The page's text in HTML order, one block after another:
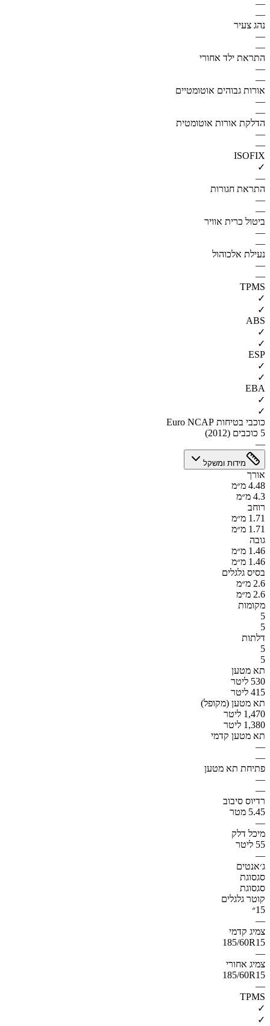
—
—
נהג צעיר
—
—
התראת ילד אחורי
—
—
אורות גבוהים אוטומטיים
—
—
הדלקת אורות אוטומטית
—
—
ISOFIX
✓
—
התראת חגורות
—
—
ביטול כרית אוויר
—
—
נעילת אלכוהול
—
—
TPMS
✓
✓
ABS
✓
✓
ESP
✓
✓
EBA
✓
✓
כוכבי בטיחות Euro NCAP
5 כוכבים (2012)
—
מידות ומשקל
אורך
4.48 מ״מ
4.3 מ״מ
רוחב
1.71 מ״מ
1.71 מ״מ
גובה
1.46 מ״מ
1.46 מ״מ
בסיס גלגלים
2.6 מ״מ
2.6 מ״מ
מקומות
5
5
דלתות
5
5
תא מטען
530 ליטר
415 ליטר
תא מטען (מקופל)
1,470 ליטר
1,380 ליטר
תא מטען קדמי
—
—
פתיחת תא מטען
—
—
רדיוס סיבוב
5.45 מטר
—
מיכל דלק
55 ליטר
—
ג׳אנטים
סגסוגת
סגסוגת
קוטר גלגלים
15״
—
צמיג קדמי
185/60R15
—
צמיג אחורי
185/60R15
—
TPMS
✓
✓